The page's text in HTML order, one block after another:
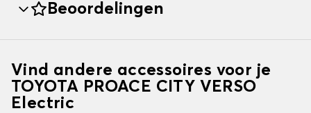
Beoordelingen
Vind andere accessoires voor je
TOYOTA PROACE CITY VERSO
Electric